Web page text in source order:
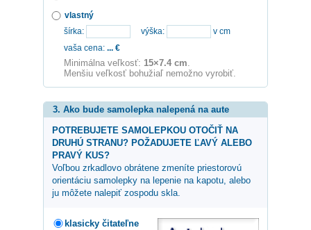
vlastný
šírka:
výška:
v cm
vaša cena: ... €
Minimálna veľkosť: 15×7.4 cm.
Menšiu veľkosť bohužiaľ nemožno vyrobiť.
3. Ako bude samolepka nalepená na aute
POTREBUJETE SAMOLEPKOU OTOČIŤ NA
DRUHÚ STRANU? POŽADUJETE ĽAVÝ ALEBO
PRAVÝ KUS?
Voľbou zrkadlovo obrátene zmeníte priestorovú
orientáciu samolepky na lepenie na kapotu, alebo
ju môžete nalepiť zospodu skla.
klasicky čitateľne